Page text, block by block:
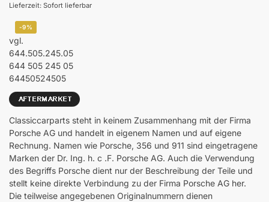
Lieferzeit: Sofort lieferbar
-9%
vgl.
644.505.245.05
644 505 245 05
64450524505
Classiccarparts steht in keinem Zusammenhang mit der Firma
Porsche AG und handelt in eigenem Namen und auf eigene
Rechnung. Namen wie Porsche, 356 und 911 sind eingetragene
Marken der Dr. Ing. h. c .F. Porsche AG. Auch die Verwendung
des Begriffs Porsche dient nur der Beschreibung der Teile und
stellt keine direkte Verbindung zu der Firma Porsche AG her.
Die teilweise angegebenen Originalnummern dienen